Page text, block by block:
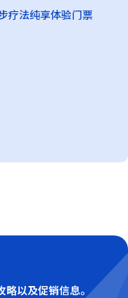
疗法纯享体验门票
略以及促销信息。